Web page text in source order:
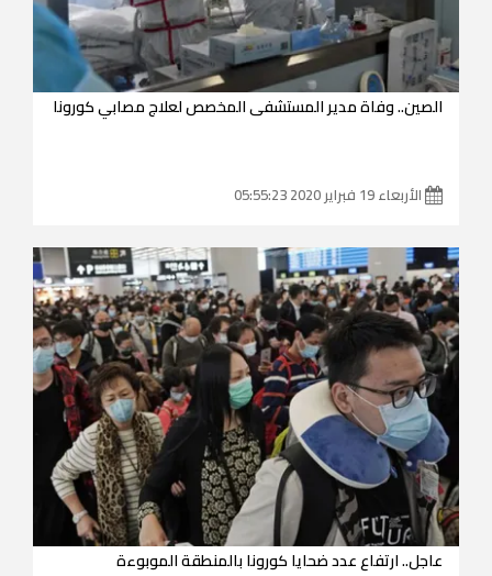
الصين.. وفاة مدير المستشفى المخصص لعلاج مصابي كورونا
الأربعاء 19 فبراير 2020 05:55:23
عاجل.. ارتفاع عدد ضحايا كورونا بالمنطقة الموبوءة